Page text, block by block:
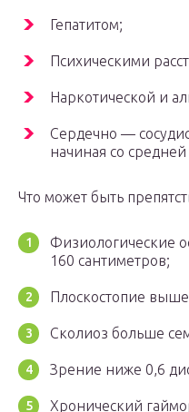
Гепатитом;
Психическими
Наркотической и
Сердечно —
начиная со средней
Что может быть
Физиологические
160 сантиметров;
Плоскостопие
Сколиоз больше
Зрение ниже 0,6
Хронический